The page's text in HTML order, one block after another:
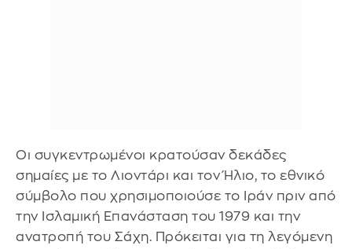
Οι συγκεντρωμένοι κρατούσαν δεκάδες
σημαίες με το Λιοντάρι και τον Ήλιο, το εθνικό
σύμβολο που χρησιμοποιούσε το Ιράν πριν από
την Ισλαμική Επανάσταση του 1979 και την
ανατροπή του Σάχη. Πρόκειται για τη λεγόμενη